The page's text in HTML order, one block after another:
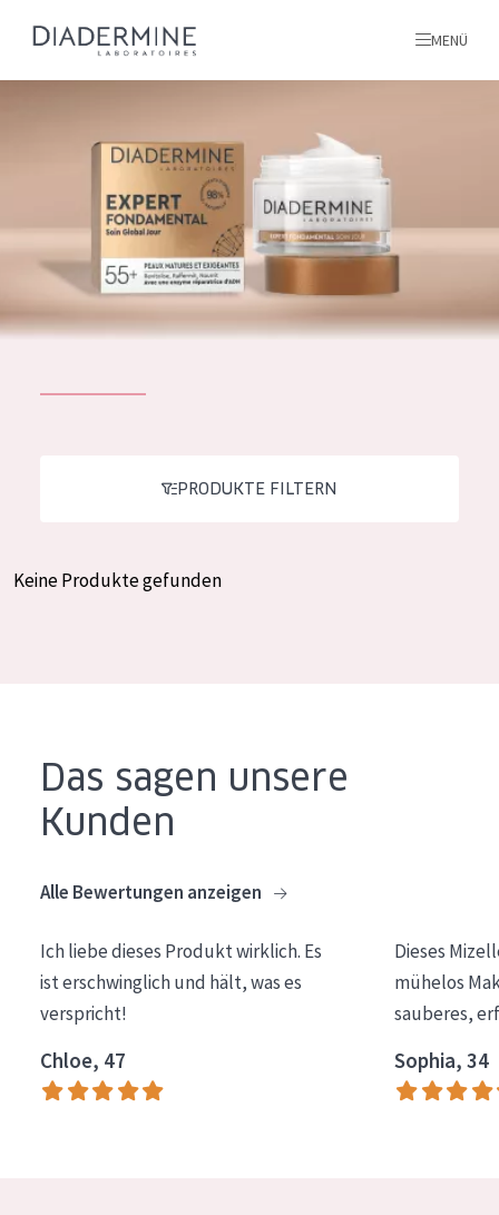
Nachtcreme
Augencreme
PRODUKTLINIE
Essentials
Lift+
Expert
ALLE PRODUKTE
MENÜ
Startseite
inhaltsstoffe
Über uns
Inspiration
Spanish
PRODUKTE FILTERN
Keine Produkte gefunden
Das sagen unsere
Kunden
Alle Bewertungen anzeigen
Ich liebe dieses Produkt wirklich. Es
ist erschwinglich und hält, was es
verspricht!
Chloe, 47
Dieses
mühelos
sauberes,
Sophia, 34